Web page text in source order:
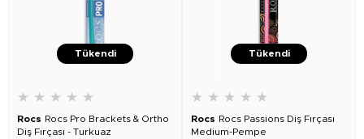
Tükendi
★ ★ ★ ★ ★
Rocs Rocs Pro Brackets & Ortho
Diş Fırçası - Turkuaz
Tükendi
★ ★ ★ ★ ★
Rocs Rocs Passions Diş Fırçası
Medium-Pempe